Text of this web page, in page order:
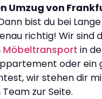
Umzug von
bist du bei
richtig! Wir sind
Möbeltransport in
oder ein
wir stehen dir
zur Seite.